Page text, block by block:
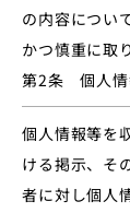
の内容につい
かつ慎重に取
第2条 個人情
個人情報等を
ける掲示、そ
者に対し個人